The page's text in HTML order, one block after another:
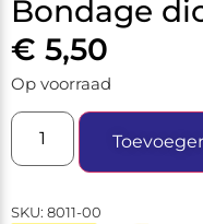
Bondage
€ 5,50
Op voorraad
SKU: 8011-00